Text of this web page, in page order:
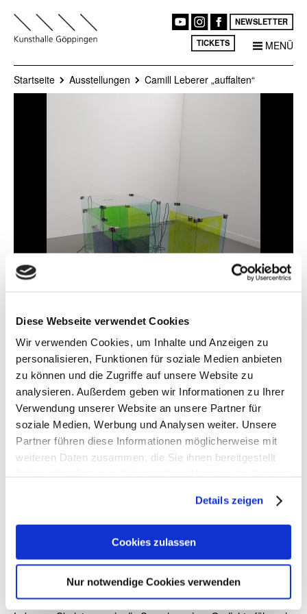
Diese Webseite verwendet Cookies
Wir verwenden Cookies, um Inhalte und Anzeigen zu
personalisieren, Funktionen für soziale Medien anbieten
zu können und die Zugriffe auf unsere Website zu
analysieren. Außerdem geben wir Informationen zu Ihrer
Verwendung unserer Website an unsere Partner für
soziale Medien, Werbung und Analysen weiter. Unsere
Partner führen diese Informationen möglicherweise mit
weiteren Daten zusammen, die Sie ihnen bereitgestellt
Cookies, wenn Sie unsere Webseite weiterhin nutzen.
Details zeigen
Cookies zulassen
Nur notwendige Cookies verwenden
NEWSLETTER
TICKETS MENÜ
Startseite Ausstellungen Camill Leberer „auffalten“
Ausstellungsansicht
Camill Leberer „auffalten“
Ort
07.04.2019 -
02.06.2019
allein einem Kunstwerk
steht die Installation „auffalten“,
2019, von Camill Leberer im
Mittelpunkt. Licht, Glas,
Farbe, Eisen, Worte… Camill